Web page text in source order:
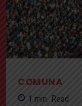
COMUNA
1 min. Read